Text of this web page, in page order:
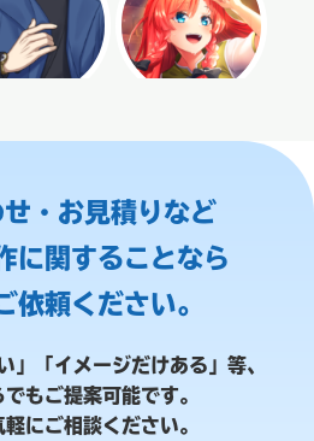
・お見積りなど
に関することなら
依頼ください。
」「イメージだけある」等、
もご提案可能です。
にご相談ください。